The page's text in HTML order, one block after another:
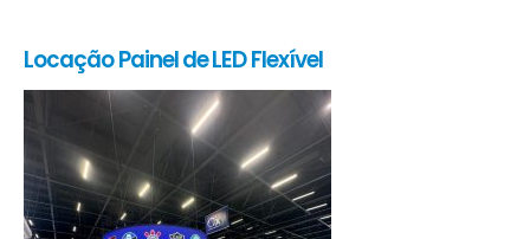
Locação Painel de LED Flexível